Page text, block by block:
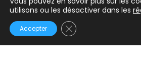
utilisons ou les désactiver dans les
Accepter Fermer la bannière
Politique de